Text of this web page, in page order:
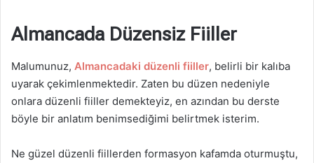
Almancada Düzensiz Fiiller
Malumunuz, Almancadaki düzenli fiiller, belirli bir kalıba
uyarak çekimlenmektedir. Zaten bu düzen nedeniyle
onlara düzenli fiiller demekteyiz, en azından bu derste
böyle bir anlatım benimsediğimi belirtmek isterim.
Ne güzel düzenli fiillerden formasyon kafamda oturmuştu,